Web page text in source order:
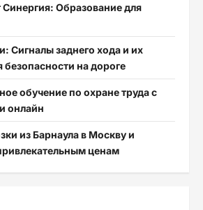
Синергия: Образование для
Сигналы заднего хода и их
безопасности на дороге
обучение по охране труда с
онлайн
из Барнаула в Москву и
ценам